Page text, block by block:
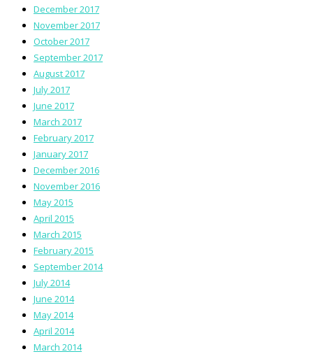
December 2017
November 2017
October 2017
September 2017
August 2017
July 2017
June 2017
March 2017
February 2017
January 2017
December 2016
November 2016
May 2015
April 2015
March 2015
February 2015
September 2014
July 2014
June 2014
May 2014
April 2014
March 2014